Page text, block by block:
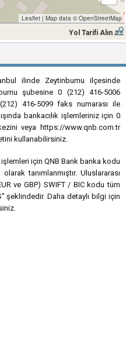
Leaflet | Map data © OpenStreetMap
Yol Tarifi Alın
ilinde Zeytinburnu ilçesinde
şubesine 0 (212) 416-5006
416-5099 faks numarası ile
bankacılık işlemleriniz için 0
veya https://www.qnb.com.tr
kullanabilirsiniz.
için QNB Bank banka kodu
tanımlanmıştır. Uluslararası
ve GBP) SWIFT / BIC kodu tüm
şeklindedir. Daha detaylı bilgi için